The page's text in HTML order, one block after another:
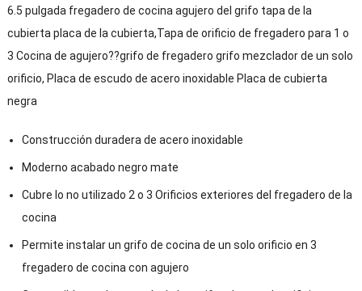
6.5 pulgada fregadero de cocina agujero del grifo tapa de la
cubierta placa de la cubierta,Tapa de orificio de fregadero para 1 o
3 Cocina de agujero??grifo de fregadero grifo mezclador de un solo
orificio, Placa de escudo de acero inoxidable Placa de cubierta
negra
Construcción duradera de acero inoxidable
Moderno acabado negro mate
Cubre lo no utilizado 2 o 3 Orificios exteriores del fregadero de la
cocina
Permite instalar un grifo de cocina de un solo orificio en 3
fregadero de cocina con agujero